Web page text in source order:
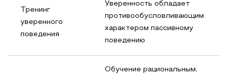
Тренинг
уверенного
поведения
Уверенность обладает
противообусловливающим
характером пассивному
поведению
Обучение рациональным,